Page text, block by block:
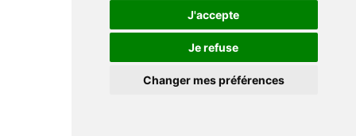
J'accepte
Je refuse
Changer mes préférences